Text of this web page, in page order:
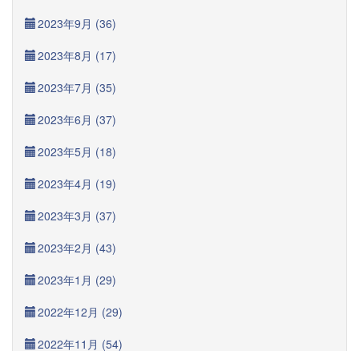
2023年9月 (36)
2023年8月 (17)
2023年7月 (35)
2023年6月 (37)
2023年5月 (18)
2023年4月 (19)
2023年3月 (37)
2023年2月 (43)
2023年1月 (29)
2022年12月 (29)
2022年11月 (54)